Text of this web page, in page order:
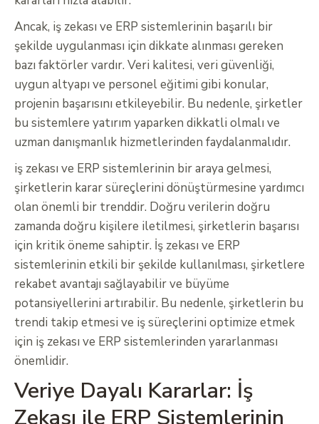
Ancak, iş zekası ve ERP sistemlerinin başarılı bir
şekilde uygulanması için dikkate alınması gereken
bazı faktörler vardır. Veri kalitesi, veri güvenliği,
uygun altyapı ve personel eğitimi gibi konular,
projenin başarısını etkileyebilir. Bu nedenle, şirketler
bu sistemlere yatırım yaparken dikkatli olmalı ve
uzman danışmanlık hizmetlerinden faydalanmalıdır.
iş zekası ve ERP sistemlerinin bir araya gelmesi,
şirketlerin karar süreçlerini dönüştürmesine yardımcı
olan önemli bir trenddir. Doğru verilerin doğru
zamanda doğru kişilere iletilmesi, şirketlerin başarısı
için kritik öneme sahiptir. İş zekası ve ERP
sistemlerinin etkili bir şekilde kullanılması, şirketlere
rekabet avantajı sağlayabilir ve büyüme
potansiyellerini artırabilir. Bu nedenle, şirketlerin bu
trendi takip etmesi ve iş süreçlerini optimize etmek
için iş zekası ve ERP sistemlerinden yararlanması
önemlidir.
Veriye Dayalı Kararlar: İş
Zekası ile ERP Sistemlerinin